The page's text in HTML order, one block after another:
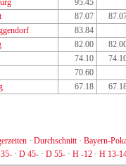
95.45
87.07
83.84
82.00
74.10
70.60
67.18
· Durchschnitt· Bayern-
· D 45- · D 55- · H -12 · H 13-